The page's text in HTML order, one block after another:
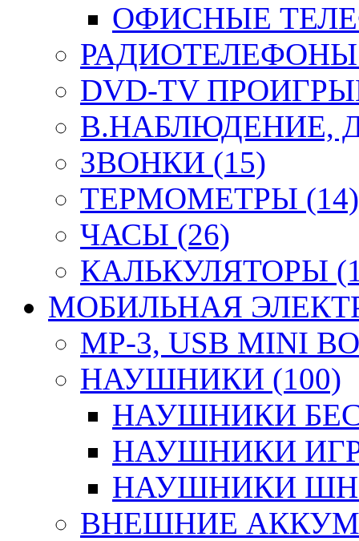
ОФИСНЫЕ
РАДИОТЕЛЕФОНЫ
DVD-TV
В.НАБЛЮДЕНИЕ,
ЗВОНКИ (15)
ТЕРМОМЕТРЫ (14)
ЧАСЫ (26)
КАЛЬКУЛЯТОРЫ
МОБИЛЬНАЯ
MP-3, USB MINI
НАУШНИКИ (100)
НАУШНИКИ
НАУШНИКИ
НАУШНИКИ
ВНЕШНИЕ